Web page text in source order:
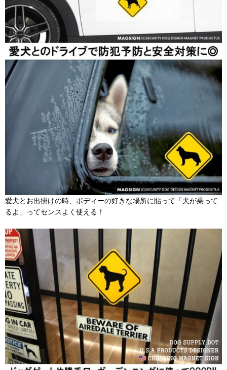
愛犬とお出掛けの時、ボディーの好きな場所に貼って「犬が乗って
るよ」ってセンスよく使える！